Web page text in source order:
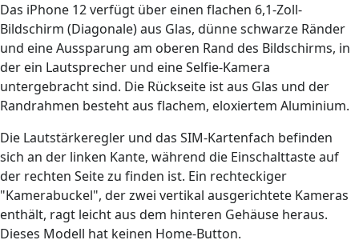
Das iPhone 12 verfügt über einen flachen 6,1-Zoll-
Bildschirm (Diagonale) aus Glas, dünne schwarze Ränder
und eine Aussparung am oberen Rand des Bildschirms, in
der ein Lautsprecher und eine Selfie-Kamera
untergebracht sind. Die Rückseite ist aus Glas und der
Randrahmen besteht aus flachem, eloxiertem Aluminium.
Die Lautstärkeregler und das SIM-Kartenfach befinden
sich an der linken Kante, während die Einschalttaste auf
der rechten Seite zu finden ist. Ein rechteckiger
"Kamerabuckel", der zwei vertikal ausgerichtete Kameras
enthält, ragt leicht aus dem hinteren Gehäuse heraus.
Dieses Modell hat keinen Home-Button.